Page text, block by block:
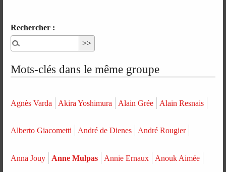
Rechercher :
Mots-clés dans le même groupe
Agnès Varda Akira Yoshimura Alain Grée Alain Resnais
Alberto Giacometti André de Dienes André Rougier
Anna Jouy Anne Mulpas Annie Ernaux Anouk Aimée